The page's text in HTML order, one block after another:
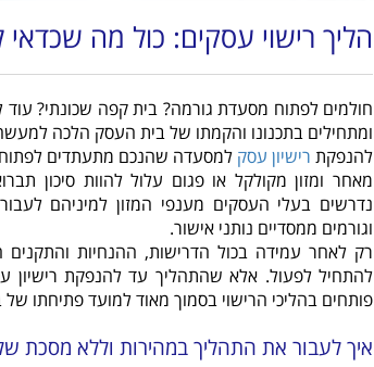
הליך רישוי עסקים: כול מה
חולמים לפתוח מסעדת גורמה? בית קפה שכונתי?
ומתחילים בתכנונו והקמתו של בית העסק הלכה
להנפקת רישיון עסק למסעדה שהנכם מתעתדים
מאחר ומזון מקולקל או פגום עלול להוות סיכון
נדרשים בעלי העסקים מענפי המזון למיניהם
וגורמים ממסדיים נותני אישור.
רק לאחר עמידה בכול הדרישות, ההנחיות והתקנים
להתחיל לפעול. אלא שהתהליך עד להנפקת רישיון
פותחים בהליכי הרישוי בסמוך מאוד למועד פתיחתו
איך לעבור את התהליך במהירות וללא מסכת של